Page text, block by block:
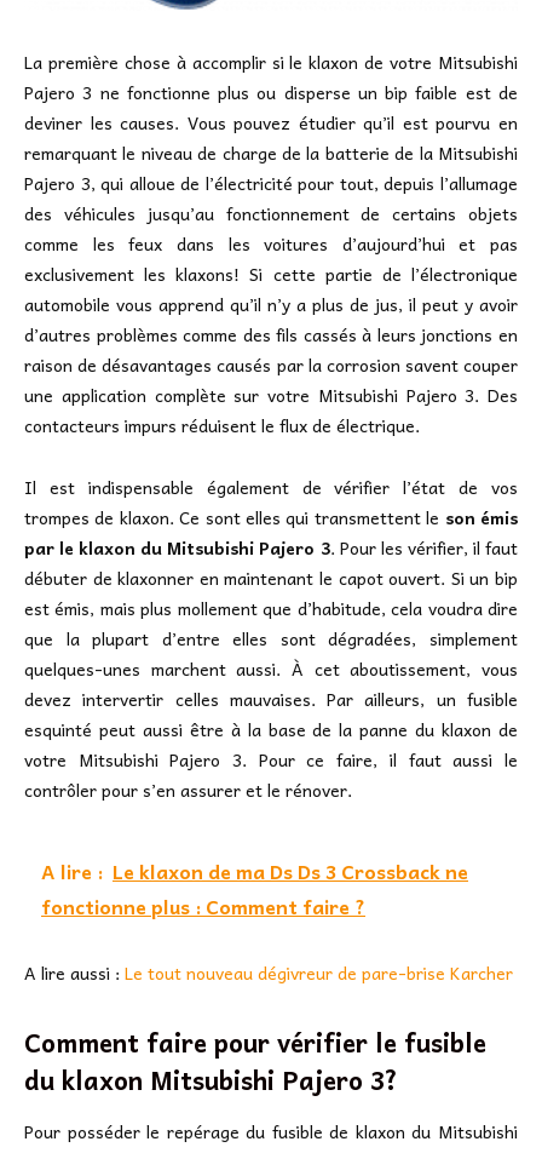
La première chose à accomplir si le klaxon de votre Mitsubishi
Pajero 3 ne fonctionne plus ou disperse un bip faible est de
deviner les causes. Vous pouvez étudier qu’il est pourvu en
remarquant le niveau de charge de la batterie de la Mitsubishi
Pajero 3, qui alloue de l’électricité pour tout, depuis l’allumage
des véhicules jusqu’au fonctionnement de certains objets
comme les feux dans les voitures d’aujourd’hui et pas
exclusivement les klaxons! Si cette partie de l’électronique
automobile vous apprend qu’il n’y a plus de jus, il peut y avoir
d’autres problèmes comme des fils cassés à leurs jonctions en
raison de désavantages causés par la corrosion savent couper
une application complète sur votre Mitsubishi Pajero 3. Des
contacteurs impurs réduisent le flux de électrique.
Il est indispensable également de vérifier l’état de vos
trompes de klaxon. Ce sont elles qui transmettent le son émis
par le klaxon du Mitsubishi Pajero 3. Pour les vérifier, il faut
débuter de klaxonner en maintenant le capot ouvert. Si un bip
est émis, mais plus mollement que d’habitude, cela voudra dire
que la plupart d’entre elles sont dégradées, simplement
quelques-unes marchent aussi. À cet aboutissement, vous
devez intervertir celles mauvaises. Par ailleurs, un fusible
esquinté peut aussi être à la base de la panne du klaxon de
votre Mitsubishi Pajero 3. Pour ce faire, il faut aussi le
contrôler pour s’en assurer et le rénover.
A lire : Le klaxon de ma Ds Ds 3 Crossback ne
fonctionne plus : Comment faire ?
A lire aussi : Le tout nouveau dégivreur de pare-brise Karcher
Comment faire pour vérifier le fusible
du klaxon Mitsubishi Pajero 3?
Pour posséder le repérage du fusible de klaxon du Mitsubishi